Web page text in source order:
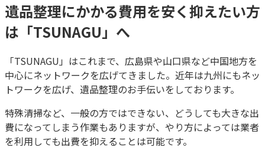
遺品整理にかかる費用を安く抑えたい方
は「TSUNAGU」へ
「TSUNAGU」はこれまで、広島県や山口県など中国地方を
中心にネットワークを広げてきました。近年は九州にもネッ
トワークを広げ、遺品整理のお手伝いをしております。
特殊清掃など、一般の方ではできない、どうしても大きな出
費になってしまう作業もありますが、やり方によっては業者
を利用しても出費を抑えることは可能です。